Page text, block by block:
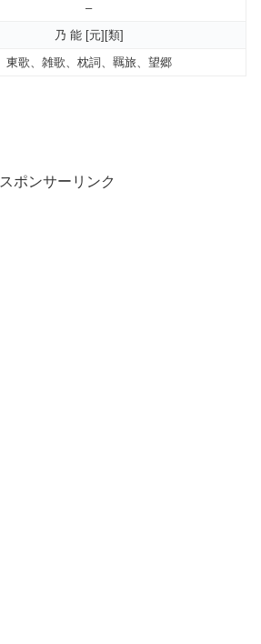
–
乃 能 [元][類]
東歌、雑歌、枕詞、羈旅、望郷
スポンサーリンク